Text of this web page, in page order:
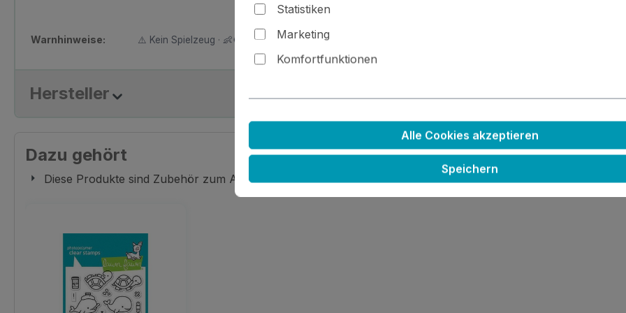
Warnhinweise: ⚠️ Kein Spielzeug · 👶🚫 Nicht für Kinder · ⚙️ Kleinteile / scharfe Kanten · 🚫🍴 Nicht essbar
Hersteller
Dazu gehört
Diese Produkte sind Zubehör zum Artikel, das Du entweder zwingend brauchst oder sinnvollerweise
Statistiken
Marketing
Komfortfunktionen
Alle Cookies akzeptieren
Speichern